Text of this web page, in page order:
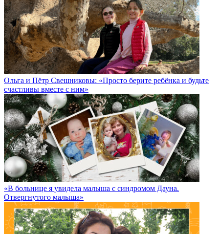
Ольга и Пётр Свешниковы: «Просто берите ребёнка и будьте
счастливы вместе с ним»
«В больнице я увидела малыша с синдромом Дауна.
Отвергнутого малыша»